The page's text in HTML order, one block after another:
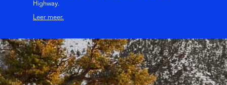
Highway.
Leer meer.